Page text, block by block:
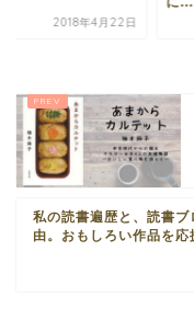
2018年4月17日
私の読書遍歴と、読書ブ
由。おもしろい作品を応